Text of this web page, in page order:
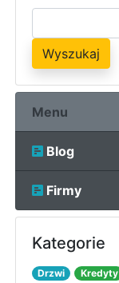
Wyszukaj
Menu
Blog
Firmy
Kategorie
Drzwi Kredyty